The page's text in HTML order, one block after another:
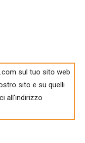
sul tuo sito web
sito e su quelli
all'indirizzo